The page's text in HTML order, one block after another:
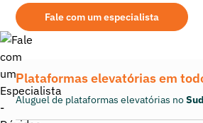
Fale com um especialista
Plataformas elevatórias em
Aluguel de plataformas elevatórias no